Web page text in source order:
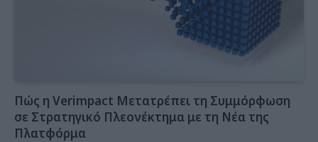
Πώς η Verimpact Μετατρέπει τη Συμμόρφωση
σε Στρατηγικό Πλεονέκτημα με τη Νέα της
Πλατφόρμα